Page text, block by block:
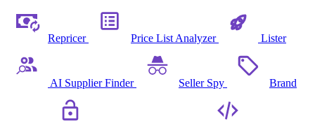
Repricer Price List Analyzer Lister
AI Supplier Finder Seller Spy Brand